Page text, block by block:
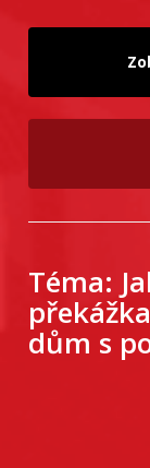
Téma:
dům s